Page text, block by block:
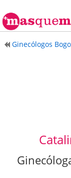
Ginecólogos